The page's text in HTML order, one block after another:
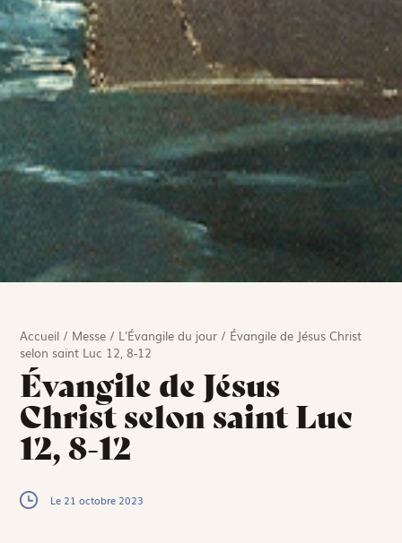
Accueil / Messe / L'Évangile du jour / Évangile de Jésus Christ
selon saint Luc 12, 8-12
Évangile de Jésus
Christ selon saint Luc
12, 8-12
Le 21 octobre 2023